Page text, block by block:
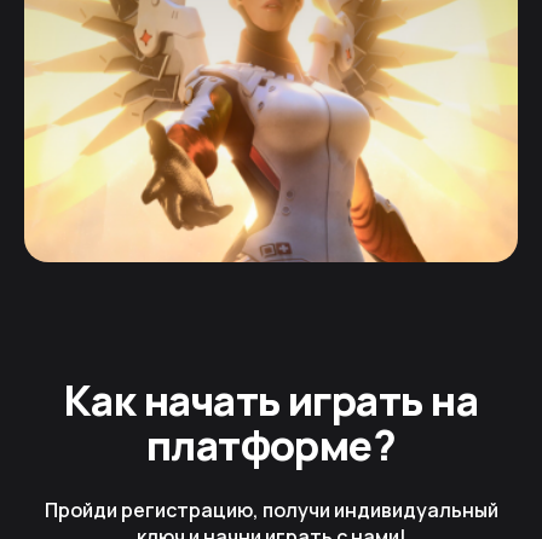
Как начать играть на
платформе?
Пройди регистрацию, получи индивидуальный